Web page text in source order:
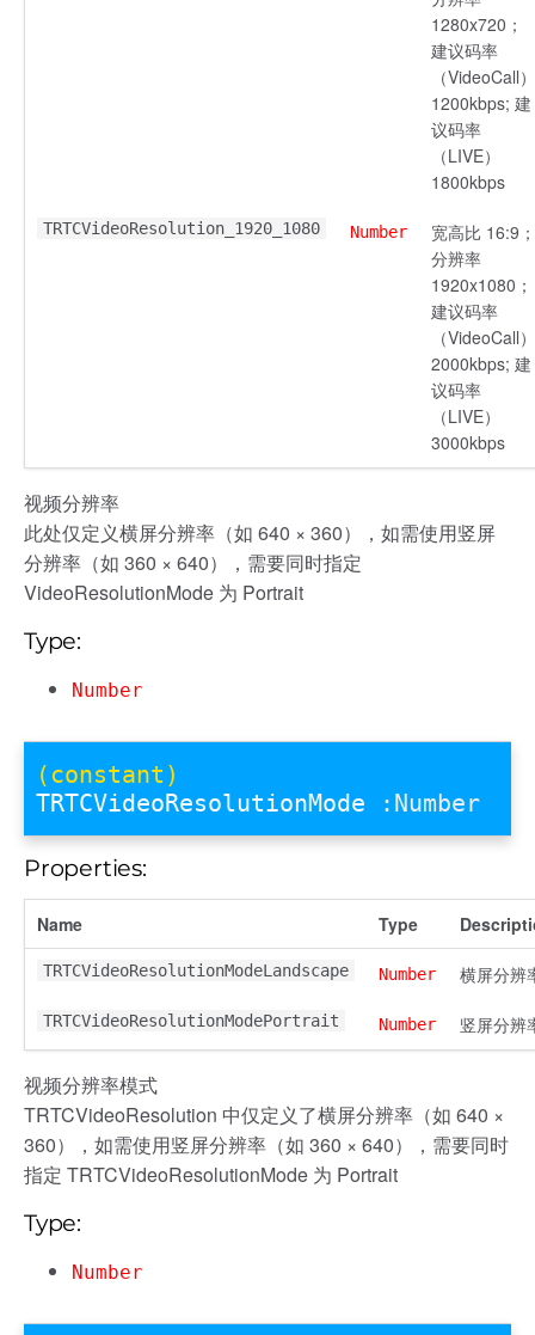
1280x720；
建议码率
（VideoCall）
1200kbps; 建
议码率
（LIVE）
1800kbps
TRTCVideoResolution_1920_1080 Number
宽高比 16:9；
分辨率
1920x1080；
建议码率
（VideoCall）
2000kbps; 建
议码率
（LIVE）
3000kbps
视频分辨率
此处仅定义横屏分辨率（如 640 × 360），如需使用竖屏
分辨率（如 360 × 640），需要同时指定
VideoResolutionMode 为 Portrait
Type:
Number
(constant)
TRTCVideoResolutionMode :Number
Properties:
Name Type
TRTCVideoResolutionModeLandscape Number 横屏分辨
TRTCVideoResolutionModePortrait Number 竖屏分辨
视频分辨率模式
TRTCVideoResolution 中仅定义了横屏分辨率（如 640 ×
360），如需使用竖屏分辨率（如 360 × 640），需要同时
指定 TRTCVideoResolutionMode 为 Portrait
Type:
Number